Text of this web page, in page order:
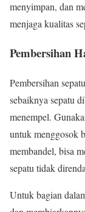
menyimpan, dan
menjaga kualitas
Pembersihan
Pembersihan
sebaiknya sepatu
menempel.
untuk menggosok
membandel, bisa
sepatu tidak
Untuk bagian